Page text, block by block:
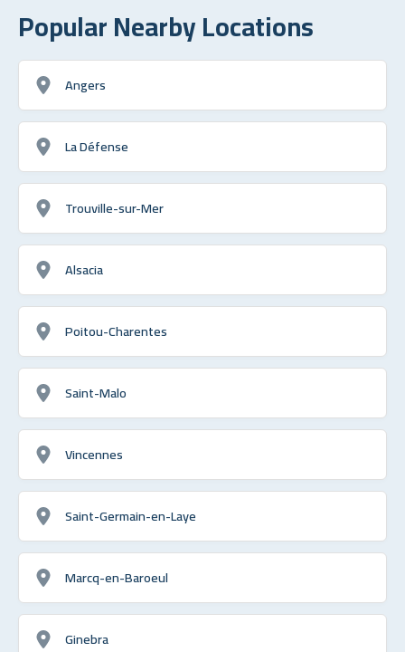
Popular Nearby Locations
Angers
La Défense
Trouville-sur-Mer
Alsacia
Poitou-Charentes
Saint-Malo
Vincennes
Saint-Germain-en-Laye
Marcq-en-Baroeul
Ginebra